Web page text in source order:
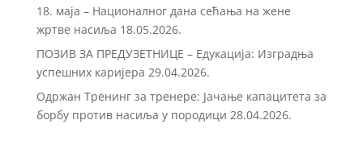
18. маја – Националног дана сећања на жене
жртве насиља 18.05.2026.
ПОЗИВ ЗА ПРЕДУЗЕТНИЦЕ – Eдукација: Изградња
успешних каријера 29.04.2026.
Одржан Тренинг за тренере: Јачање капацитета за
борбу против насиља у породици 28.04.2026.